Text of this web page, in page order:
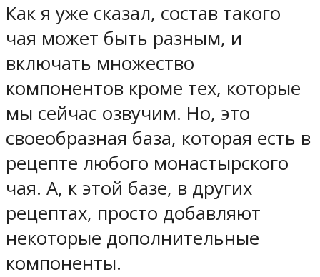
Как я уже сказал, состав такого
чая может быть разным, и
включать множество
компонентов кроме тех, которые
мы сейчас озвучим. Но, это
своеобразная база, которая есть в
рецепте любого монастырского
чая. А, к этой базе, в других
рецептах, просто добавляют
некоторые дополнительные
компоненты.